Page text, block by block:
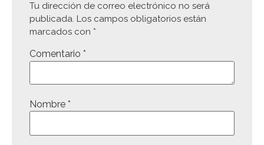
Tu dirección de correo electrónico no será
publicada. Los campos obligatorios están
marcados con *
Comentario *
Nombre *